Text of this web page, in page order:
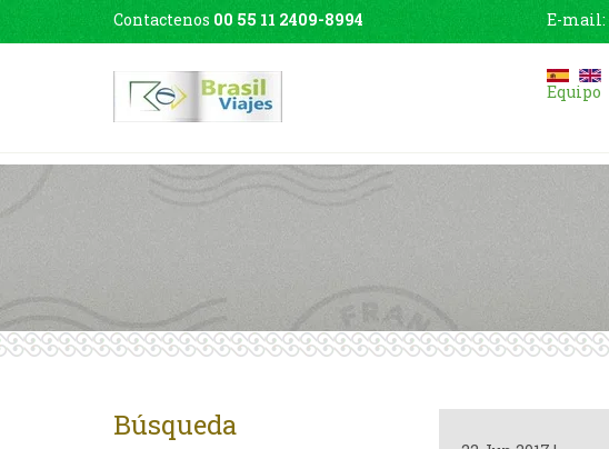
Contactenos 00 55 11 2409-8994 E-mail:
Equipo
Búsqueda